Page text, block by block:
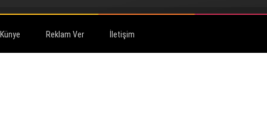
Künye Reklam Ver İletişim